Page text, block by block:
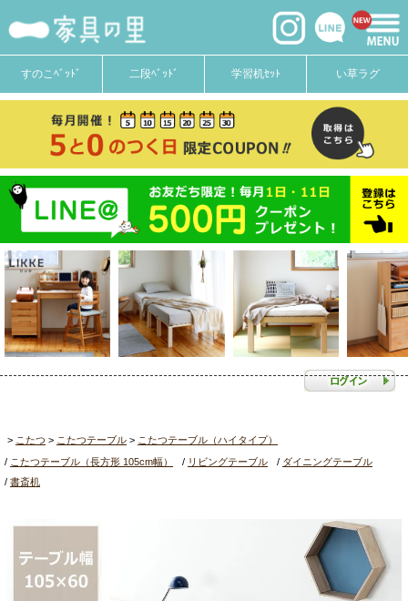
すのこﾍﾞｯﾄﾞ 二段ﾍﾞｯﾄﾞ 学習机ｾｯﾄ い草ラグ
こたつ こたつテーブル
こたつテーブル（ハイタイプ）
こたつテーブル（長方形 105cm幅）
リビングテーブル
ダイニングテーブル
書斎机